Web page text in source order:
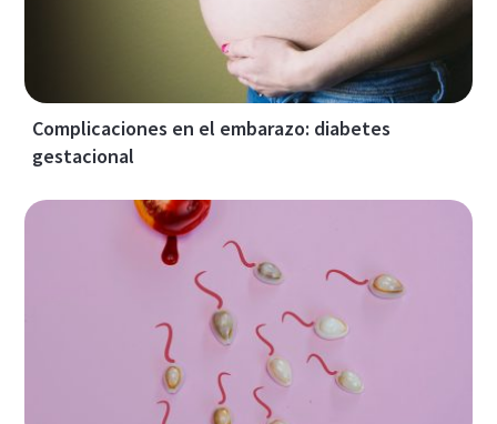
Complicaciones en el embarazo: diabetes
gestacional